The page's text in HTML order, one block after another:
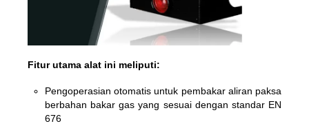
Fitur utama alat ini meliputi:
Pengoperasian otomatis untuk pembakar aliran paksa
berbahan bakar gas yang sesuai dengan standar EN
676